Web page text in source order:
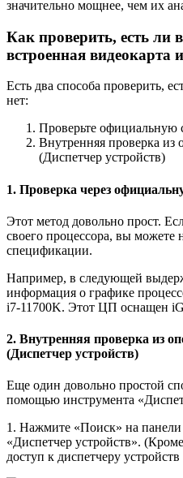
значительно мощнее, чем их
Как проверить, есть ли
встроенная видеокарта
Есть два способа проверить,
нет:
Проверьте
Внутренняя проверка из
(Диспетчер устройств)
1. Проверка через
Этот метод довольно прост.
своего процессора, вы можете
спецификации.
Например, в следующей
информация о графике
i7-11700K. Этот ЦП оснащен
2. Внутренняя проверка из
(Диспетчер устройств)
Еще один довольно простой
помощью инструмента
1. Нажмите «Поиск» на панели
«Диспетчер устройств».
доступ к диспетчеру